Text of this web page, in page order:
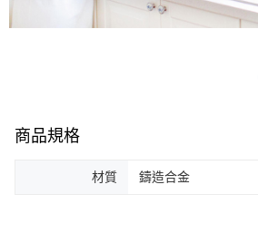
商品規格
材質 鑄造合金